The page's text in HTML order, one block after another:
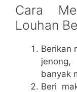
Cara
Louhan
Berikan
banyak
Beri